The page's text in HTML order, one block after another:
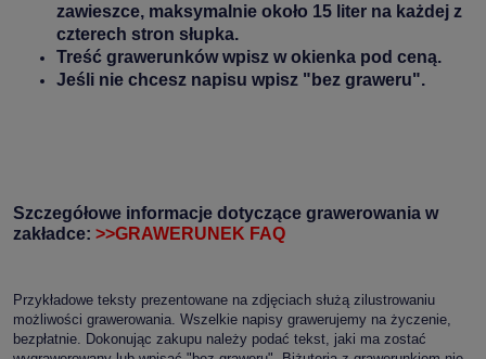
zawieszce, maksymalnie około 15 liter na każdej z
czterech stron słupka.
Treść grawerunków wpisz w okienka pod ceną.
Jeśli nie chcesz napisu wpisz "bez graweru".
Szczegółowe informacje dotyczące grawerowania w
zakładce: >>GRAWERUNEK FAQ
Przykładowe teksty prezentowane na zdjęciach służą zilustrowaniu
możliwości grawerowania. Wszelkie napisy grawerujemy na życzenie,
bezpłatnie. Dokonując zakupu należy podać tekst, jaki ma zostać